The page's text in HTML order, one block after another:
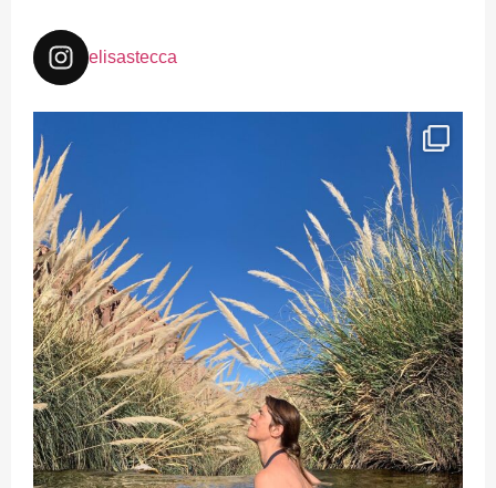
elisastecca